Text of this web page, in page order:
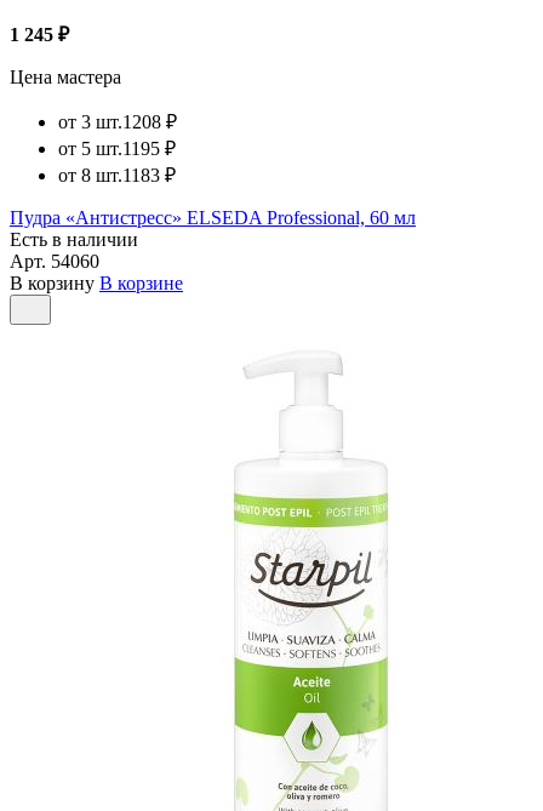
1 245 ₽
Цена мастера
от 3 шт.1208 ₽
от 5 шт.1195 ₽
от 8 шт.1183 ₽
Пудра «Антистресс» ELSEDA Professional, 60 мл
Есть в наличии
Арт. 54060
В корзину В корзине